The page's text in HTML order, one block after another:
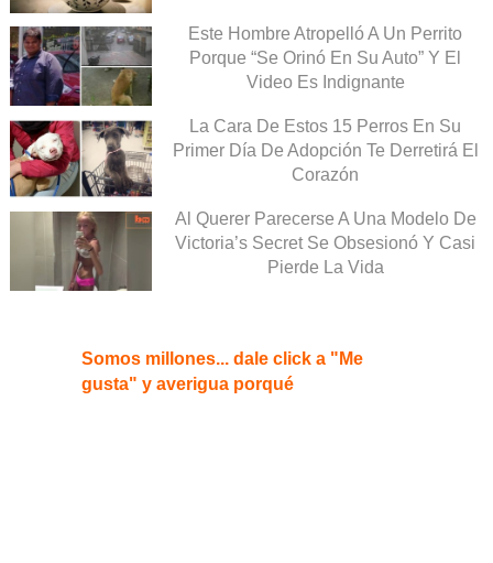
Este Hombre Atropelló A Un Perrito
Porque “Se Orinó En Su Auto” Y El
Video Es Indignante
La Cara De Estos 15 Perros En Su
Primer Día De Adopción Te Derretirá El
Corazón
Al Querer Parecerse A Una Modelo De
Victoria’s Secret Se Obsesionó Y Casi
Pierde La Vida
Somos millones... dale click a "Me
gusta" y averigua porqué